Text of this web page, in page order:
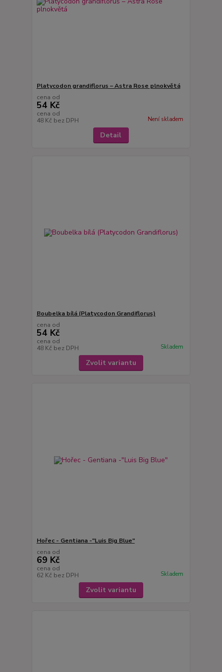
Platycodon grandiflorus – Astra Rose plnokvětá
cena od
54 Kč
cena od
48 Kč bez DPH Není skladem
Detail
Boubelka bílá (Platycodon Grandiflorus)
cena od
54 Kč
cena od
48 Kč bez DPH Skladem
Zvolit variantu
Hořec - Gentiana -"Luis Big Blue"
cena od
69 Kč
cena od
62 Kč bez DPH Skladem
Zvolit variantu